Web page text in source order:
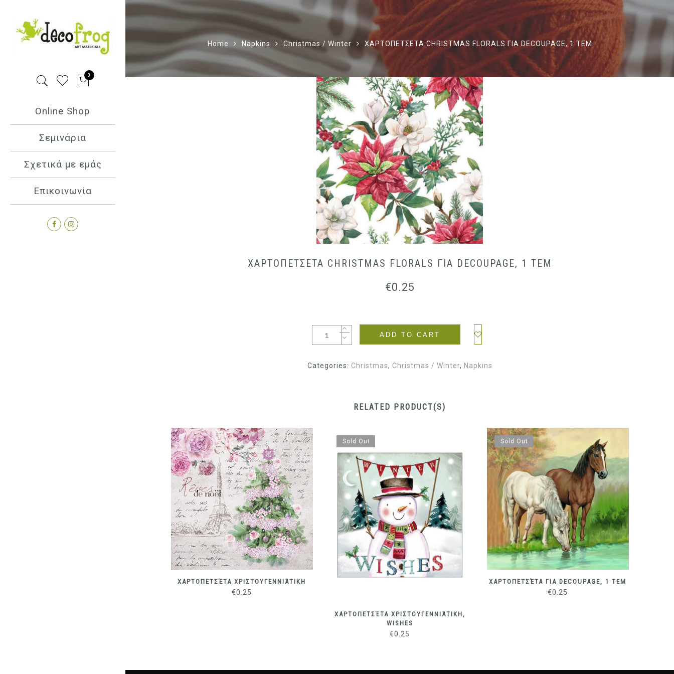
0
Online Shop
Σεμινάρια
Σχετικά με εμάς
Επικοινωνία
Home Napkins Christmas / Winter ΧΑΡΤΟΠΕΤΣΕΤΑ CHRISTMAS FLORALS ΓΙΑ DECOUPAGE, 1 ΤΕΜ
ΧΑΡΤΟΠΕΤΣΕΤΑ CHRISTMAS FLORALS ΓΙΑ DECOUPAGE, 1 ΤΕΜ
€0.25
ADD TO CART
Categories: Christmas, Christmas / Winter, Napkins
RELATED PRODUCT(S)
ΧΑΡΤΟΠΕΤΣΈΤΑ ΧΡΙΣΤΟΥΓΕΝΝΙΆΤΙΚΗ
€0.25
Sold Out
ΧΑΡΤΟΠΕΤΣΈΤΑ ΧΡΙΣΤΟΥΓΕΝΝΙΆΤΙΚΗ,
WISHES
€0.25
Sold Out
ΧΑΡΤΟΠΕΤΣΈΤΑ ΓΙΑ DECOUPAGE, 1 ΤΕΜ
€0.25